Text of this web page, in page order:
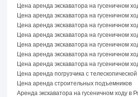
Цена аренда экскаватора на гусеничном
Цена аренда экскаватора на гусеничном
Цена аренда экскаватора на гусеничном
Цена аренда экскаватора на гусеничном
Цена аренда экскаватора на гусеничном
Цена аренда экскаватора на гусеничном
Цена аренда экскаватора на гусеничном
Цена аренда погрузчика с
Цена аренда строительных подъемников
Аренда экскаватора на гусеничном ходу в